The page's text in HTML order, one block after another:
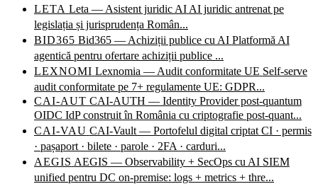
LETA Leta — Asistent juridic AI AI juridic antrenat pe
legislația și jurisprudența Român...
BID365 Bid365 — Achiziții publice cu AI Platformă AI
agentică pentru ofertare achiziții publice ...
LEXNOMI Lexnomia — Audit conformitate UE Self-serve
audit conformitate pe 7+ regulamente UE: GDPR...
CAI-AUT CAI-AUTH — Identity Provider post-quantum
OIDC IdP construit în România cu criptografie post-quant...
CAI-VAU CAI-Vault — Portofelul digital criptat CI · permis
· pașaport · bilete · parole · 2FA · carduri...
AEGIS AEGIS — Observability + SecOps cu AI SIEM
unified pentru DC on-premise: logs + metrics + thre...